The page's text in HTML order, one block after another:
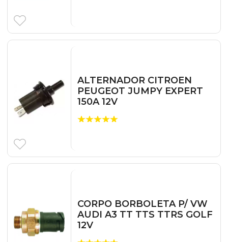
ALTERNADOR CITROEN
PEUGEOT JUMPY EXPERT
150A 12V
CORPO BORBOLETA P/ VW
AUDI A3 TT TTS TTRS GOLF
12V